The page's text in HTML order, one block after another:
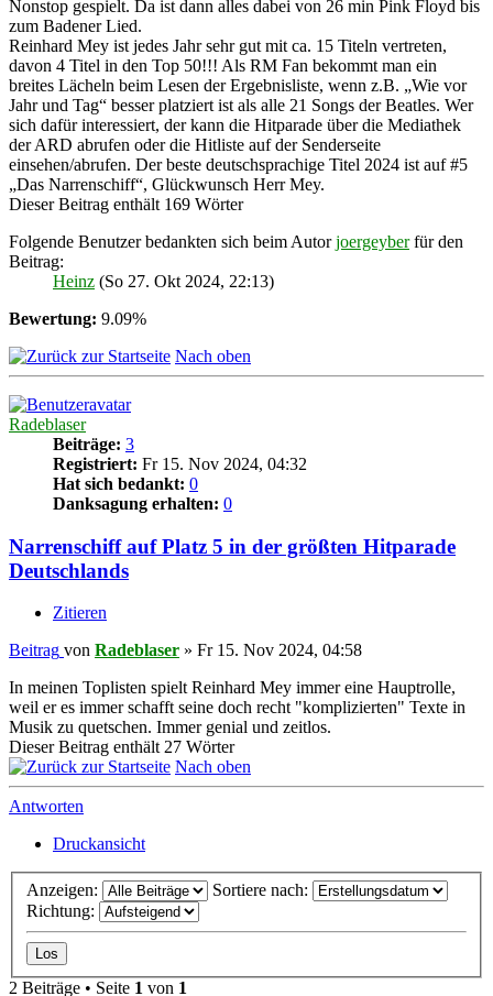
Nonstop gespielt. Da ist dann alles dabei von 26 min Pink Floyd bis
zum Badener Lied.
Reinhard Mey ist jedes Jahr sehr gut mit ca. 15 Titeln vertreten,
davon 4 Titel in den Top 50!!! Als RM Fan bekommt man ein
breites Lächeln beim Lesen der Ergebnisliste, wenn z.B. „Wie vor
Jahr und Tag“ besser platziert ist als alle 21 Songs der Beatles. Wer
sich dafür interessiert, der kann die Hitparade über die Mediathek
der ARD abrufen oder die Hitliste auf der Senderseite
einsehen/abrufen. Der beste deutschsprachige Titel 2024 ist auf #5
„Das Narrenschiff“, Glückwunsch Herr Mey.
Dieser Beitrag enthält 169 Wörter
Folgende Benutzer bedankten sich beim Autorjoergeyberfür den
Beitrag:
Heinz (So 27. Okt 2024, 22:13)
Bewertung: 9.09%
Nach oben
Radeblaser
Beiträge: 3
Registriert: Fr 15. Nov 2024, 04:32
Hat sich bedankt: 0
Danksagung erhalten: 0
Narrenschiff auf Platz 5 in der größten Hitparade
Deutschlands
Zitieren
Beitrag von Radeblaser » Fr 15. Nov 2024, 04:58
In meinen Toplisten spielt Reinhard Mey immer eine Hauptrolle,
weil er es immer schafft seine doch recht "komplizierten" Texte in
Musik zu quetschen. Immer genial und zeitlos.
Dieser Beitrag enthält 27 Wörter
Nach oben
Antworten
Druckansicht
Anzeigen:
Sortiere nach:
Richtung:
2 Beiträge • Seite 1 von 1